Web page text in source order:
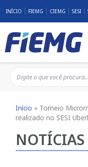
INÍCIO FIEMG CIEMG SESI
Início » Torneio
realizado no SESI
NOTÍCIAS